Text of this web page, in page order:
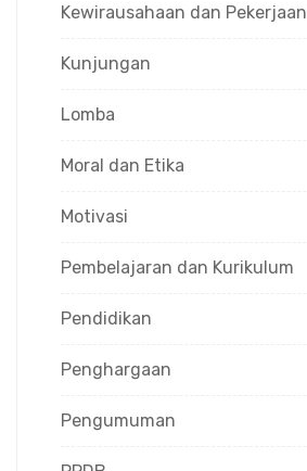
Kewirausahaan dan Pekerjaan
Kunjungan
Lomba
Moral dan Etika
Motivasi
Pembelajaran dan Kurikulum
Pendidikan
Penghargaan
Pengumuman